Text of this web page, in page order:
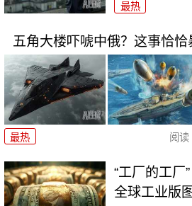
最热
五角大楼吓唬中俄？这事恰
最热 阅读
“工厂的工厂
全球工业版图